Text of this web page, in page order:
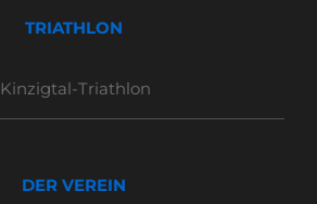
TRIATHLON
Kinzigtal-Triathlon
DER VEREIN